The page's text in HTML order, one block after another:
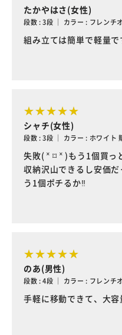
たかやはさ(女性)
段数 : 3段 ｜ カラー : フレンチ
組み立ては簡単で軽量で
シャチ(女性)
段数 : 3段 ｜ カラー : ホワイト
失敗( ˟ ⌑ ˟ )もう1個買っ
収納沢山できるし安価
う1個ポチるか‼️
のあ(男性)
段数 : 4段 ｜ カラー : フレンチ
手軽に移動できて、大容